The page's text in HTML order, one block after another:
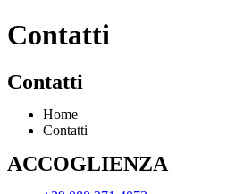
Contatti
Contatti
Home
Contatti
ACCOGLIENZA